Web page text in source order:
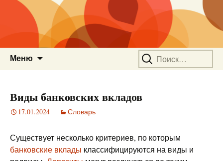
Меню Найти:
Виды банковских вкладов
17.01.2024 Словарь
Существует несколько критериев, по которым
банковские вклады классифицируются на виды и